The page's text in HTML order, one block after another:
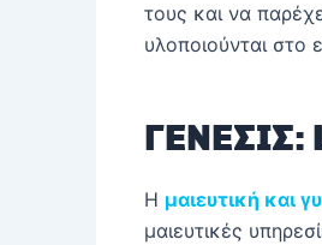
τους και να
υλοποιούνται στο
ΓΕΝΕΣΙΣ:
Η μαιευτική και
μαιευτικές